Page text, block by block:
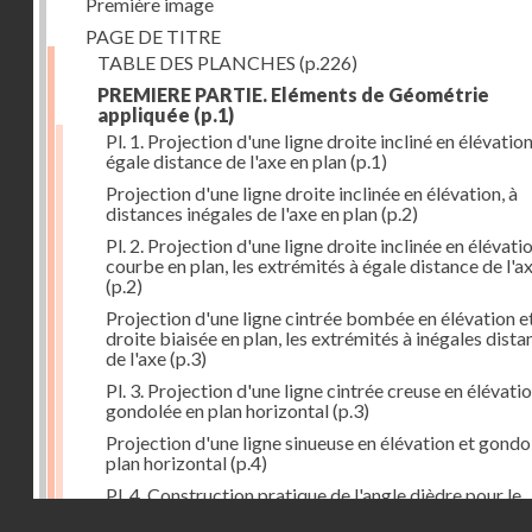
PAGE DE TITRE
TABLE DES PLANCHES (p.226)
PREMIERE PARTIE. Eléments de Géométrie
appliquée (p.1)
Pl. 1. Projection d'une ligne droite incliné en
égale distance de l'axe en plan(p.1)
Projection d'une ligne droite inclinée en élévation, à
distances inégales de l'axe en plan(p.2)
Pl. 2. Projection d'une ligne droite inclinée en
courbe en plan, les extrémités à égale distance de
(p.2)
Projection d'une ligne cintrée bombée en élévation
droite biaisée en plan, les extrémités à inégales
de l'axe(p.3)
Pl. 3. Projection d'une ligne cintrée creuse en
gondolée en plan horizontal(p.3)
Projection d'une ligne sinueuse en élévation et
plan horizontal(p.4)
Pl. 4. Construction pratique de l'angle dièdre pour le